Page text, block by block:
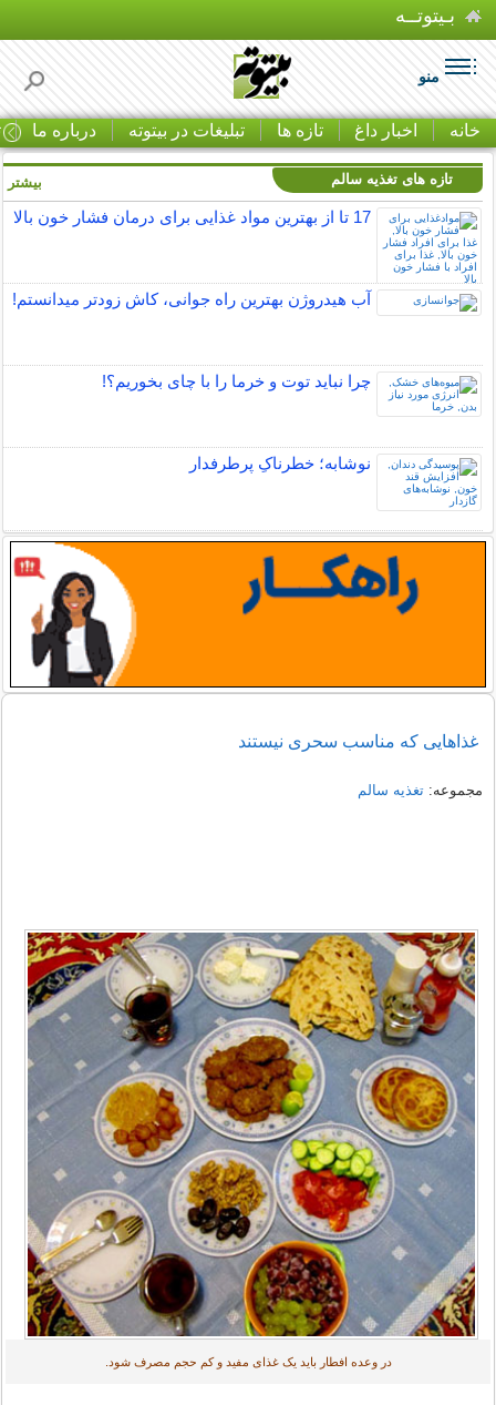
بـیتوتــه
منو
خانه اخبار داغ تازه ها تبلیغات در بیتوته درباره ما
تازه های تغذیه سالم
17 تا از بهترین مواد غذایی برای درمان فشار خون بالا
آب هیدروژن بهترین راه جوانی، کاش زودتر میدانستم!
چرا نباید توت و خرما را با چای بخوریم؟!
نوشابه؛ خطرناکِ پرطرفدار
بیشتر
غذاهایی که مناسب سحری نیستند
مجموعه:تغذیه سالم
در وعده افطار باید یک غذای مفید و کم حجم مصرف شود.